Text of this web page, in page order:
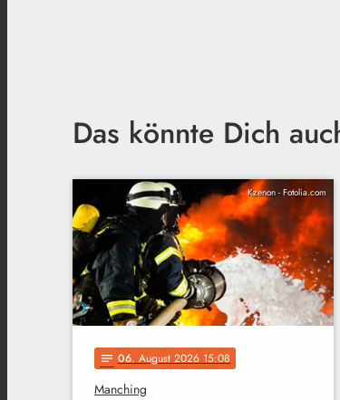
Das könnte Dich
Kzenon - Fotolia.com
notes 06. August 2026 15:08
Manching